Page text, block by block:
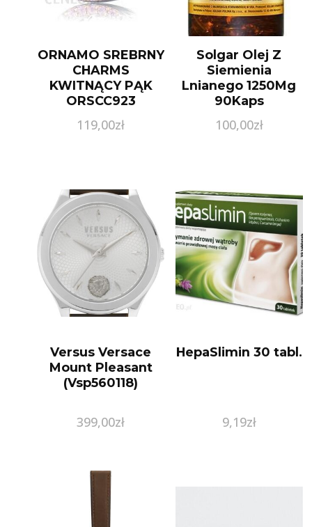
ORNAMO SREBRNY
CHARMS
KWITNĄCY PĄK
ORSCC923
119,00zł
Solgar Olej Z
Siemienia
Lnianego 1250Mg
90Kaps
100,00zł
Versus Versace
Mount Pleasant
(Vsp560118)
399,00zł
HepaSlimin 30 tabl.
9,19zł